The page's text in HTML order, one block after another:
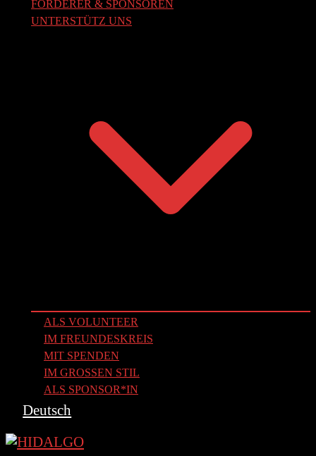
FÖRDERER & SPONSOREN
UNTERSTÜTZ UNS
ALS VOLUNTEER
IM FREUNDESKREIS
MIT SPENDEN
IM GROSSEN STIL
ALS SPONSOR*IN
Deutsch